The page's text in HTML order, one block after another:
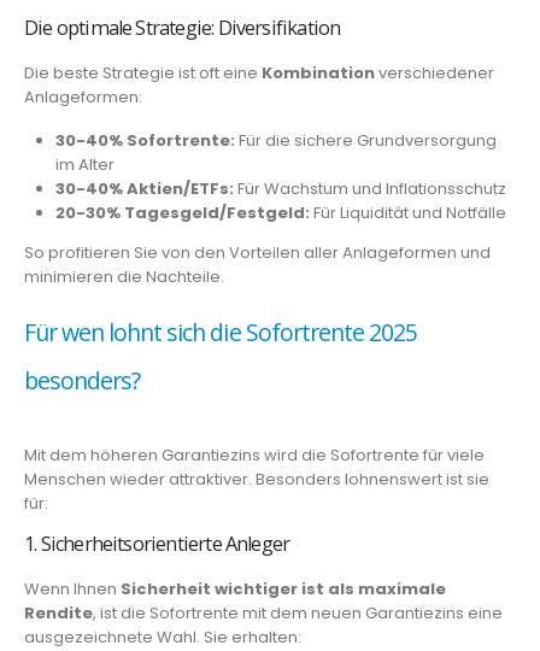
Die optimale Strategie: Diversifikation
Die beste Strategie ist oft eine Kombinationverschiedener
Anlageformen:
30-40% Sofortrente: Für die sichere Grundversorgung
im Alter
30-40% Aktien/ETFs: Für Wachstum und Inflationsschutz
20-30% Tagesgeld/Festgeld: Für Liquidität und Notfälle
So profitieren Sie von den Vorteilen aller Anlageformen und
minimieren die Nachteile.
Für wen lohnt sich die Sofortrente 2025
besonders?
Mit dem höheren Garantiezins wird die Sofortrente für viele
Menschen wieder attraktiver. Besonders lohnenswert ist sie
für:
1. Sicherheitsorientierte Anleger
Wenn Ihnen Sicherheit wichtiger ist als maximale
Rendite, ist die Sofortrente mit dem neuen Garantiezins eine
ausgezeichnete Wahl. Sie erhalten: